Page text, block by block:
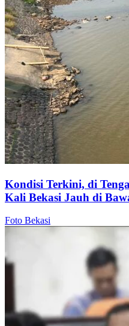
Kondisi Terkini, di
Kali Bekasi Jauh di
Foto Bekasi